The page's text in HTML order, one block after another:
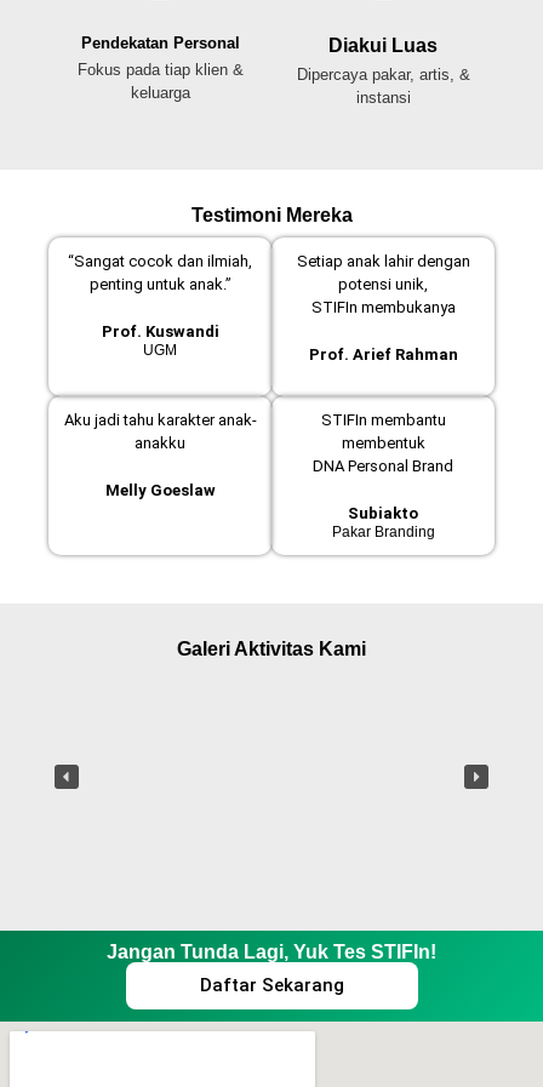
Pendekatan Personal
Fokus pada tiap klien &
keluarga
Diakui Luas
Dipercaya pakar, artis, &
instansi
Testimoni Mereka
“Sangat cocok dan ilmiah,
penting untuk anak.”
Prof. Kuswandi
UGM
Setiap anak lahir dengan
potensi unik,
STIFIn membukanya
Prof. Arief Rahman
Aku jadi tahu karakter anak-
anakku
Melly Goeslaw
STIFIn membantu
membentuk
DNA Personal Brand
Subiakto
Pakar Branding
Galeri Aktivitas Kami
Jangan Tunda Lagi, Yuk Tes STIFIn!
Daftar Sekarang